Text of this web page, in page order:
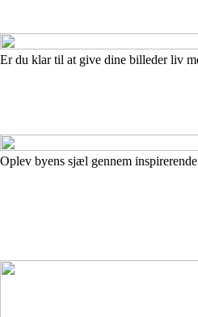
Er du klar til at give dine billeder liv
Oplev byens sjæl gennem